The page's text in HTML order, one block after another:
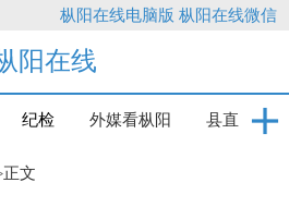
枞阳在线电脑版 枞阳在线微信
阳在线
纪检 外媒看枞阳 县直
正文